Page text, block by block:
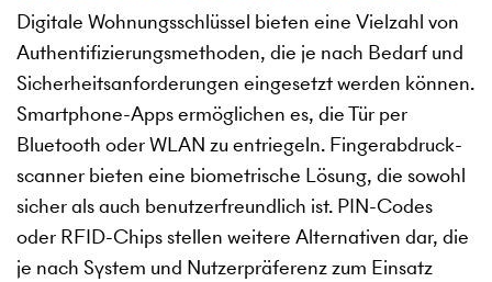
Digitale Wohnungsschlüssel bieten eine Vielzahl von
Authentifizierungs­methoden, die je nach Bedarf und
Sicherheitsanforderungen eingesetzt werden können.
Smartphone-Apps ermöglichen es, die Tür per
Bluetooth oder WLAN zu entriegeln. Fingerabdruck­
scanner bieten eine biometrische Lösung, die sowohl
sicher als auch benutzerfreundlich ist. PIN-Codes
oder RFID-Chips stellen weitere Alternativen dar, die
je nach System und Nutzerpräferenz zum Einsatz